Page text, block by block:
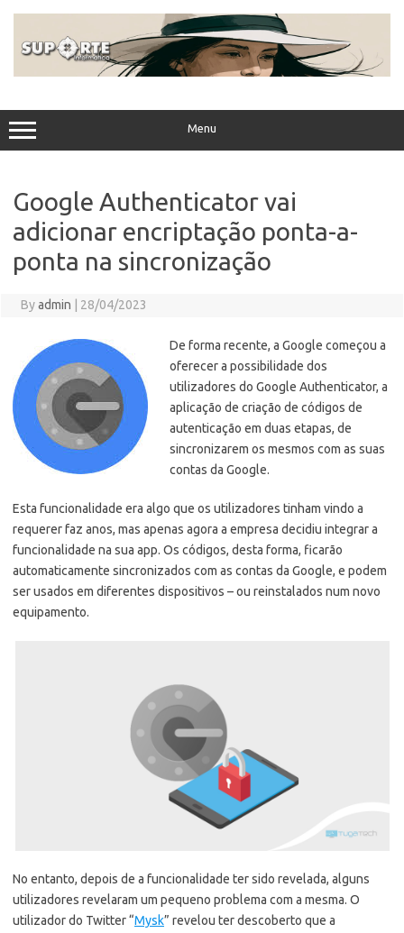
Menu
Google Authenticator vai
adicionar encriptação ponta-a-
ponta na sincronização
Byadmin 28/04/2023
De forma recente, a Google começou a
oferecer a possibilidade dos
utilizadores do Google Authenticator, a
aplicação de criação de códigos de
autenticação em duas etapas, de
sincronizarem os mesmos com as suas
contas da Google.
Esta funcionalidade era algo que os utilizadores tinham vindo a
requerer faz anos, mas apenas agora a empresa decidiu integrar a
funcionalidade na sua app. Os códigos, desta forma, ficarão
automaticamente sincronizados com as contas da Google, e podem
ser usados em diferentes dispositivos – ou reinstalados num novo
equipamento.
No entanto, depois de a funcionalidade ter sido revelada, alguns
utilizadores revelaram um pequeno problema com a mesma. O
utilizador do Twitter “Mysk” revelou ter descoberto que a